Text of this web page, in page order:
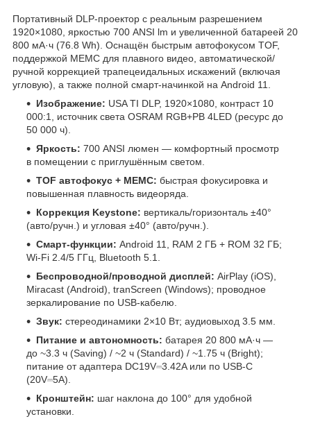
Портативный DLP-проектор с реальным разрешением
1920×1080, яркостью 700 ANSI lm и увеличенной батареей 20
800 мА·ч (76.8 Wh). Оснащён быстрым автофокусом TOF,
поддержкой MEMC для плавного видео, автоматической/
ручной коррекцией трапецеидальных искажений (включая
угловую), а также полной смарт-начинкой на Android 11.
Изображение: USA TI DLP, 1920×1080, контраст 10
000:1, источник света OSRAM RGB+PB 4LED (ресурс до
50 000 ч).
Яркость: 700 ANSI люмен — комфортный просмотр
в помещении с приглушённым светом.
TOF автофокус + MEMC: быстрая фокусировка и
повышенная плавность видеоряда.
Коррекция Keystone: вертикаль/горизонталь ±40°
(авто/ручн.) и угловая ±40° (авто/ручн.).
Смарт-функции: Android 11, RAM 2 ГБ + ROM 32 ГБ;
Wi-Fi 2.4/5 ГГц, Bluetooth 5.1.
Беспроводной/проводной дисплей: AirPlay (iOS),
Miracast (Android), tranScreen (Windows); проводное
зеркалирование по USB-кабелю.
Звук: стереодинамики 2×10 Вт; аудиовыход 3.5 мм.
Питание и автономность: батарея 20 800 мА·ч —
до ~3.3 ч (Saving) / ~2 ч (Standard) / ~1.75 ч (Bright);
питание от адаптера DC19V⎓3.42A или по USB-C
(20V⎓5A).
Кронштейн: шаг наклона до 100° для удобной
установки.